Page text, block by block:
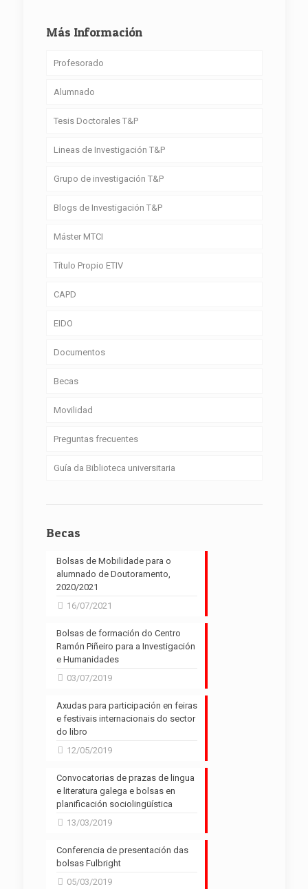
Más Información
Profesorado
Alumnado
Tesis Doctorales T&P
Lineas de Investigación T&P
Grupo de investigación T&P
Blogs de Investigación T&P
Máster MTCI
Título Propio ETIV
CAPD
EIDO
Documentos
Becas
Movilidad
Preguntas frecuentes
Guía da Biblioteca universitaria
Becas
Bolsas de Mobilidade para o
alumnado de Doutoramento,
2020/2021
16/07/2021
Bolsas de formación do Centro
Ramón Piñeiro para a Investigación
e Humanidades
03/07/2019
Axudas para participación en feiras
e festivais internacionais do sector
do libro
12/05/2019
Convocatorias de prazas de lingua
e literatura galega e bolsas en
planificación sociolingüística
13/03/2019
Conferencia de presentación das
bolsas Fulbright
05/03/2019